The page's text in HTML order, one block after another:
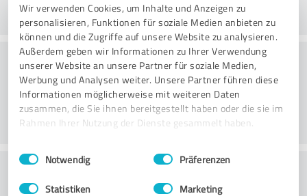
Wir verwenden Cookies, um Inhalte und Anzeigen zu
personalisieren, Funktionen für soziale Medien anbieten zu
können und die Zugriffe auf unsere Website zu analysieren.
Außerdem geben wir Informationen zu Ihrer Verwendung
unserer Website an unsere Partner für soziale Medien,
Werbung und Analysen weiter. Unsere Partner führen diese
Informationen möglicherweise mit weiteren Daten
zusammen, die Sie ihnen bereitgestellt haben oder die sie im
Rahmen Ihrer Nutzung der Dienste gesammelt haben.
Impressum Datenschutzbestimmungen
Einwilligungsauswahl
Notwendig Präferenzen
Statistiken Marketing
Konsultatsioon
Klienditeenindus